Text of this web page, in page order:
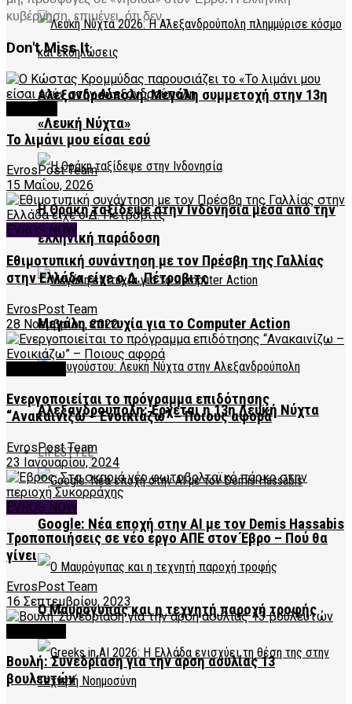
Αλεξανδρούπολη: Μεγάλη συμμετοχή στην 13η
«Λευκή Νύχτα»
Η Θράκη ταξίδεψε στην Ινδονησία μέσα από την
ελληνική παράδοση
Μεγάλη επιτυχία για το Computer Action
Αλεξανδρούπολη: Έρχεται η 13η Λευκή Νύχτα
LIFESTYLE
Google: Νέα εποχή στην AI με τον Demis Hassabis
Ο Μαυρόγυπας και η τεχνητή παροχή τροφής
κυβέρνηση, επιμένει, ότι δεν...
Don't Miss It
Το λιμάνι μου είσαι εσύ
EvrosPost Team
15 Μαΐου, 2026
EVROS NOW
Εθιμοτυπική συνάντηση με τον Πρέσβη της Γαλλίας
στην Ελλάδα είχε ο Δ. Πέτροβιτς
EvrosPost Team
28 Νοεμβρίου, 2022
Ενεργοποιείται το πρόγραμμα επιδότησης
“Ανακαινίζω – Ενοικιάζω” – Ποιους αφορά
EvrosPost Team
23 Ιανουαρίου, 2024
EVROS NOW
Τροποποιήσεις σε νέο έργο ΑΠΕ στον Έβρο – Πού θα
γίνει
EvrosPost Team
16 Σεπτεμβρίου, 2023
Βουλή: Συνεδρίαση για την άρση ασυλίας 13
βουλευτών